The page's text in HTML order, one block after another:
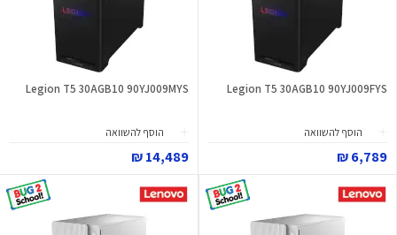
Legion T5 30AGB10 90YJ009FYS
הוסף להשוואה
6,789 ₪
Legion T5 30AGB10 90YJ009MYS
הוסף להשוואה
14,489 ₪